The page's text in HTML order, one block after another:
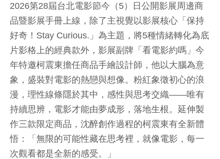
2026第28屆台北電影節今（5）日公開影展周邊商
品暨影展手冊上線，除了主視覺以影展核心「保持
好奇！Stay Curious.」為主題，將5種情緒轉化為底
片影格上的經典款外，影展副牌「看電影約嗎」今
年特邀柯震東擔任商品手繪設計師，他以大腦為意
象，盛裝對電影的熱戀與想像。粉紅象徵初心的浪
漫，理性線條隱於其中，感性與思考交織——唯有
持續思辨，電影才能由夢成形，落地生根。延伸製
作三款限定商品，沈醉創作過程的柯震東有全新體
悟：「無限的可能性藏在思考裡，就像電影，每一
次觀看都是全新的感受。」